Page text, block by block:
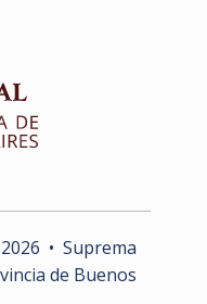
2026 • Suprema
de Buenos